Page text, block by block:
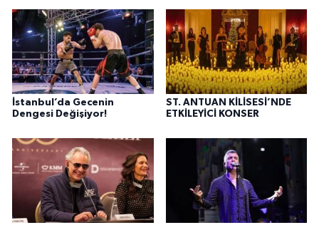
İstanbul’da Gecenin
Dengesi Değişiyor!
ST. ANTUAN KİLİSESİ’NDE
ETKİLEYİCİ KONSER